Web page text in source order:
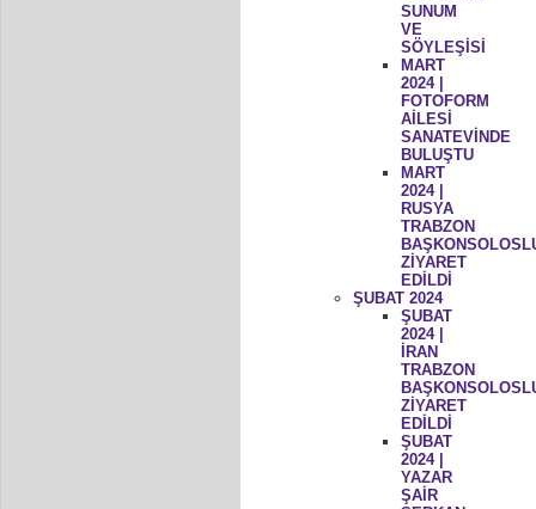
SUNUM
VE
SÖYLEŞİSİ
MART
2024 |
FOTOFORM
AİLESİ
SANATEVİNDE
BULUŞTU
MART
2024 |
RUSYA
TRABZON
ZİYARET
EDİLDİ
ŞUBAT 2024
ŞUBAT
2024 |
İRAN
TRABZON
ZİYARET
EDİLDİ
ŞUBAT
2024 |
YAZAR
ŞAİR